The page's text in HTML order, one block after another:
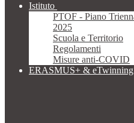
Istituto
PTOF - Piano
2025
Scuola e Territorio
Regolamenti
Misure anti-COVID
ERASMUS+ & eTwinning